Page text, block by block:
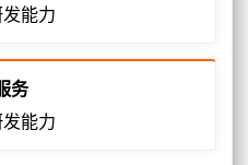
能力
务
能力